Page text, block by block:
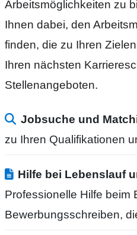
Arbeitsmöglichkeiten zu
Ihnen dabei, den
finden, die zu Ihren
Ihren nächsten
Stellenangeboten.
Jobsuche und
zu Ihren Qualifikationen
Hilfe bei Lebenslauf
Professionelle Hilfe beim
Bewerbungsschreiben,